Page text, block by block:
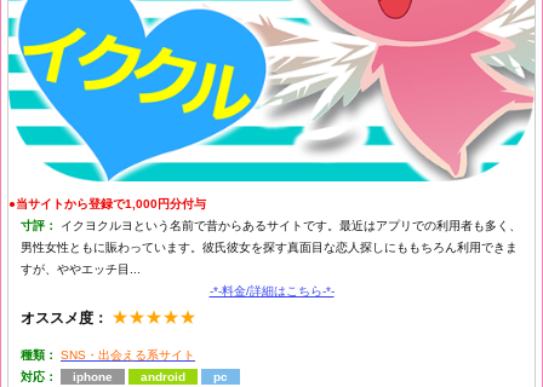
●当サイトから登録で1,000円分付与
寸評：
イクヨクルヨという名前で昔からあるサイトです。最近はアプリでの利用者も多く、
男性女性ともに賑わっています。彼氏彼女を探す真面目な恋人探しにももちろん利用できま
すが、ややエッチ目...
-*-料金/詳細はこちら-*-
オススメ度： ★★★★★
種類：
SNS・出会える系サイト
対応：
iphone android pc